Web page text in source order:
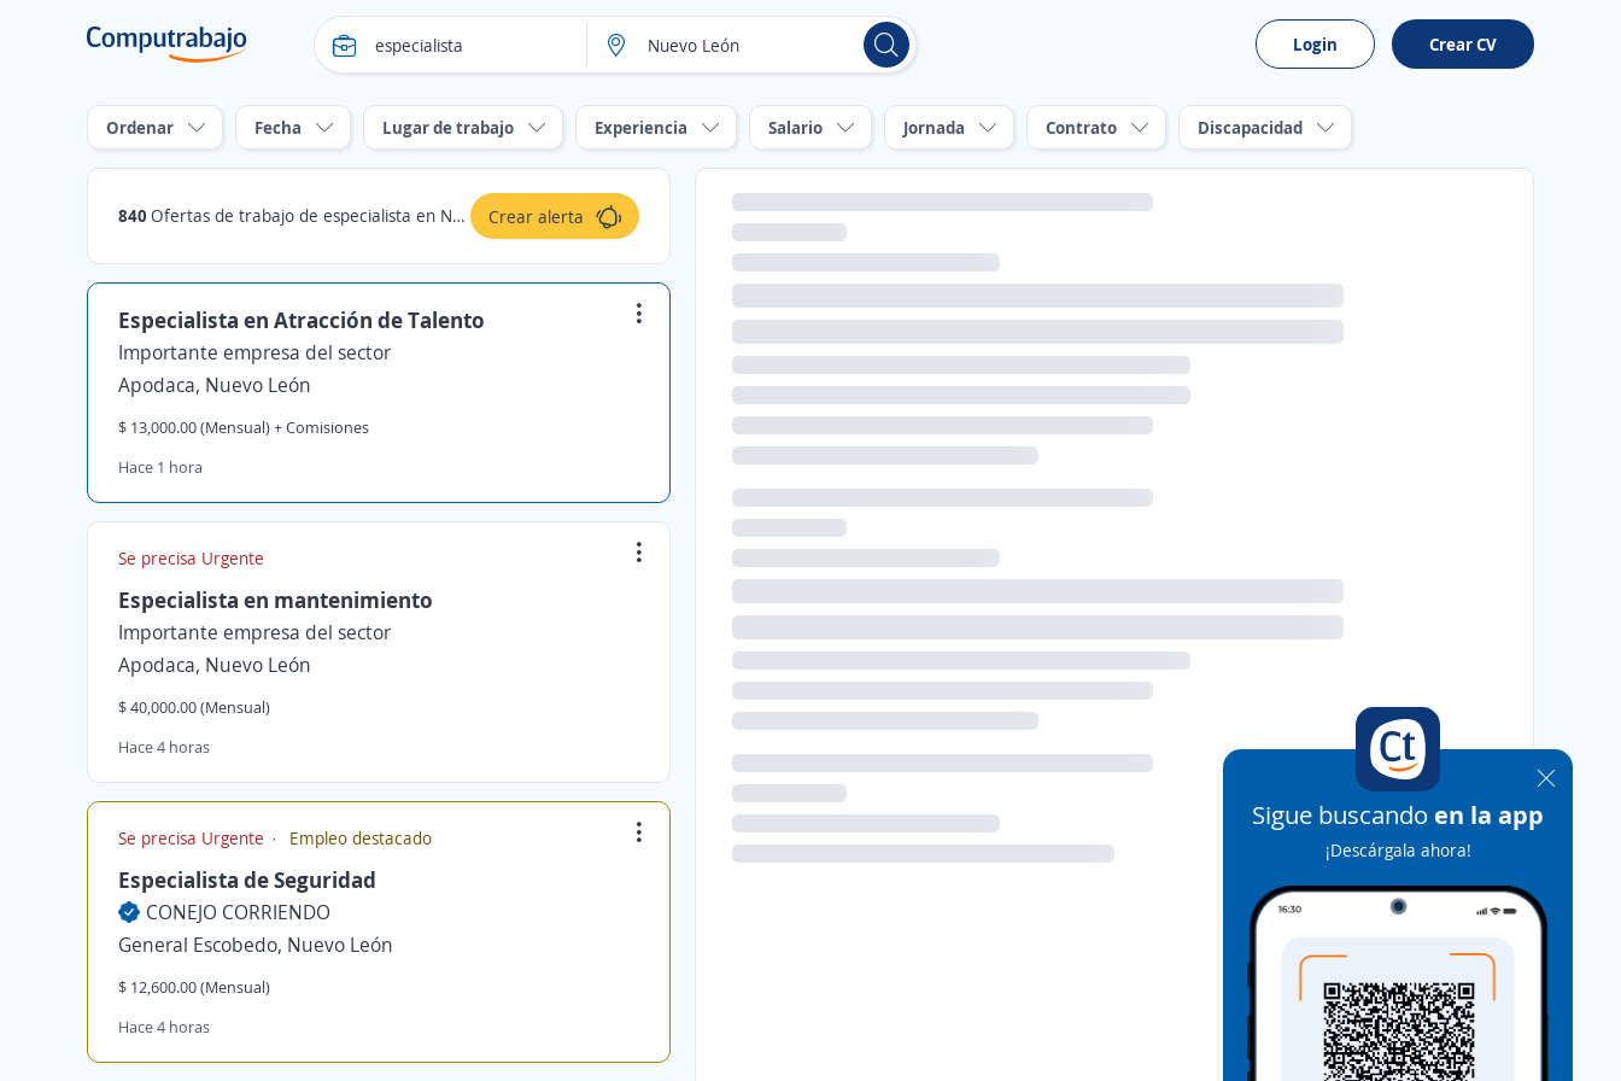
Login Crear CV
Ordenar Fecha Lugar de trabajo Experiencia Salario Jornada Contrato Discapacidad
840 Ofertas de trabajo de especialista en Nuevo León Crear alerta
Especialista en Atracción de Talento
Importante empresa del sector
Apodaca, Nuevo León
$ 13,000.00 (Mensual) + Comisiones
Hace 1 hora
Se precisa Urgente
Especialista en mantenimiento
Importante empresa del sector
Apodaca, Nuevo León
$ 40,000.00 (Mensual)
Hace 4 horas
Se precisa Urgente Empleo destacado
Especialista de Seguridad
CONEJO CORRIENDO
General Escobedo, Nuevo León
$ 12,600.00 (Mensual)
Hace 4 horas
Sigue buscando en la app
¡Descárgala ahora!